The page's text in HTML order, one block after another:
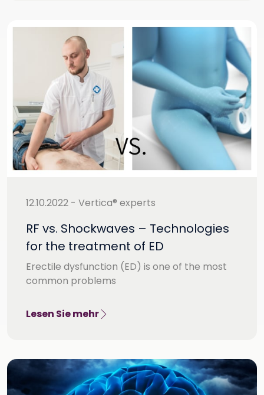
12.10.2022 - Vertica® experts
RF vs. Shockwaves – Technologies
for the treatment of ED
Erectile dysfunction (ED) is one of the most
common problems
Lesen Sie mehr